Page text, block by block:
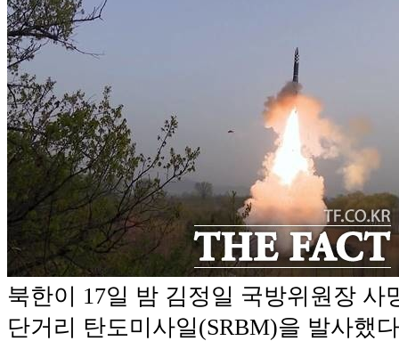
북한이 17일 밤 김정일 국방위원장 사
단거리 탄도미사일(SRBM)을 발사했